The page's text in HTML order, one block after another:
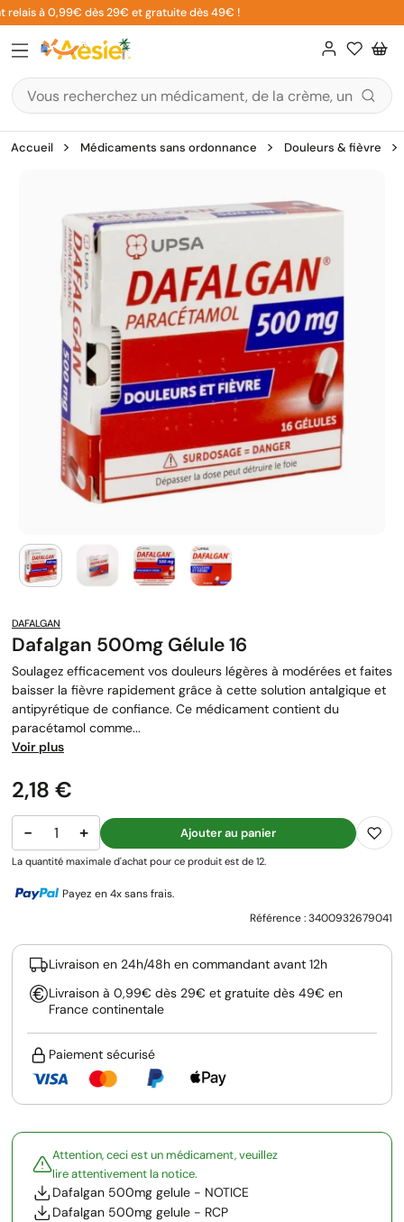
Aller
au
contenu
à 0,99€ dès 29€ et gratuite dès 49€ !
Accueil Médicaments sans ordonnance Douleurs & fièvre
DAFALGAN
Dafalgan 500mg Gélule 16
Soulagez efficacement vos douleurs légères à modérées et faites
baisser la fièvre rapidement grâce à cette solution antalgique et
antipyrétique de confiance. Ce médicament contient du
paracétamol comme...
Voir plus
Prix
2,18 €
− + Ajouter au panier
La quantité maximale d'achat pour ce produit est de 12.
Payez en 4x sans frais.
Référence :3400932679041
Livraison en 24h/48h en commandant avant 12h
Livraison à 0,99€ dès 29€ et gratuite dès 49€ en
France continentale
Paiement sécurisé
Attention, ceci est un médicament, veuillez
lire attentivement la notice.
Dafalgan 500mg gelule - NOTICE
Dafalgan 500mg gelule - RCP